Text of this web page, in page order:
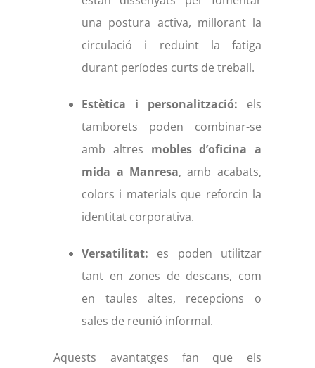
una postura activa, millorant la
circulació i reduint la fatiga
durant períodes curts de treball.
Estètica i personalització: els
tamborets poden combinar-se
amb altres mobles d’oficina a
mida a Manresa, amb acabats,
colors i materials que reforcin la
identitat corporativa.
Versatilitat: es poden utilitzar
tant en zones de descans, com
en taules altes, recepcions o
sales de reunió informal.
Aquests avantatges fan que els